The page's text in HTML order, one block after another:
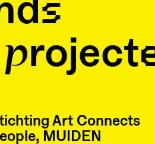
Art Connects
MUIDEN